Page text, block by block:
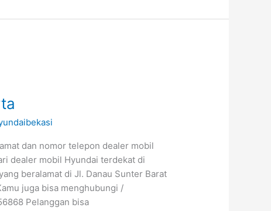
dan nomor telepon dealer mobil
dealer mobil Hyundai terdekat di
beralamat di Jl. Danau Sunter Barat
juga bisa menghubungi /
Pelanggan bisa